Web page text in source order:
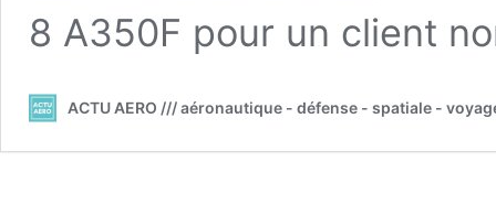
8 A350F pour un client
ACTU AERO /// aéronautique - défense - spatiale -